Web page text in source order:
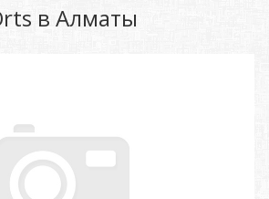
в Алматы